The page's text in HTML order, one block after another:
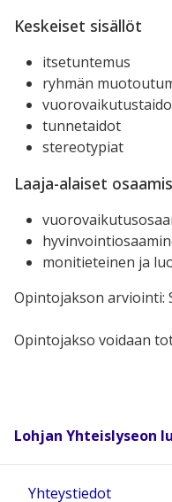
Keskeiset sisällöt
itsetuntemus
ryhmän
tunnetaidot
stereotypiat
Laaja-alaiset
monitieteinen ja
Opintojakson arviointi:
Opintojakso voidaan
Lohjan Yhteislyseon
Yhteystiedot